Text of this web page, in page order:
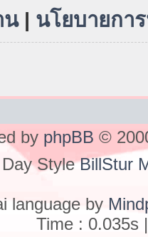
น| นโยบายกา
by phpBB ©
StyleBillStur
language by
Time : 0.035s